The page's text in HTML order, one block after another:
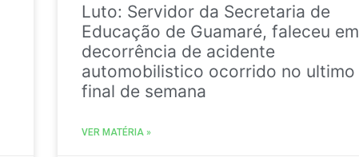
Luto: Servidor da Secretaria de
Educação de Guamaré, faleceu em
decorrência de acidente
automobilistico ocorrido no ultimo
final de semana
VER MATÉRIA »